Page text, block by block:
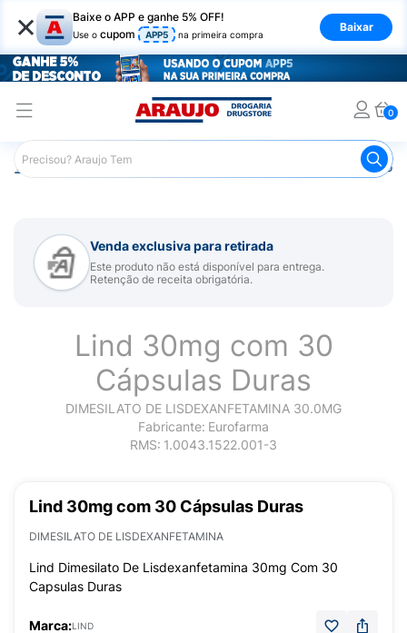
× Baixe o APP e ganhe 5% OFF!
Use o cupom APP5 na primeira compra
Baixar
0
Araujo Medicamentos Remédio para Sistema Nervoso
Venda exclusiva para retirada
Este produto não está disponível para entrega.
Retenção de receita obrigatória.
Lind 30mg com 30
Cápsulas Duras
DIMESILATO DE LISDEXANFETAMINA 30.0MG
Fabricante: Eurofarma
RMS: 1.0043.1522.001-3
Lind 30mg com 30 Cápsulas Duras
DIMESILATO DE LISDEXANFETAMINA
Lind Dimesilato De Lisdexanfetamina 30mg Com 30
Capsulas Duras
Marca:LIND